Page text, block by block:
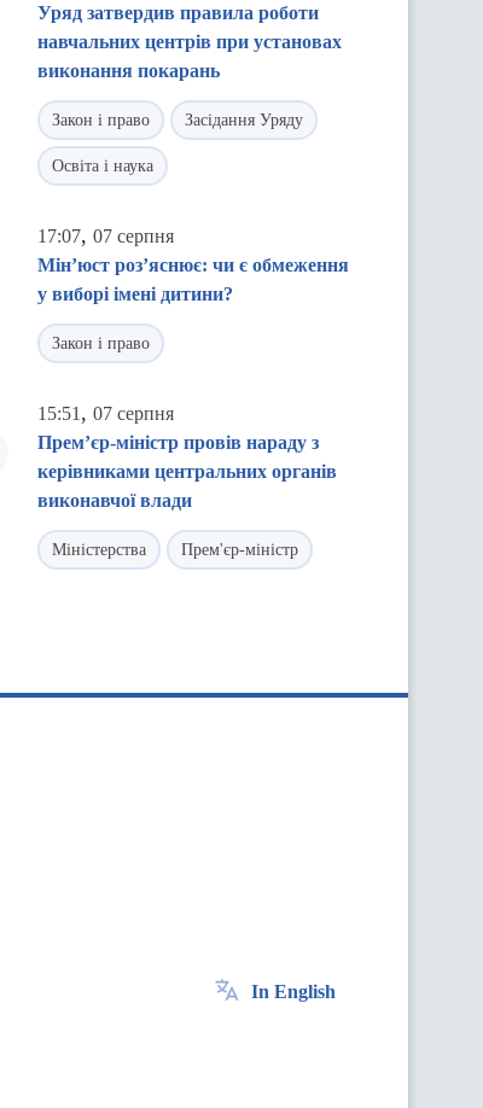
Уряд затвердив правила роботи
навчальних центрів при установах
виконання покарань
Закон і право Засідання Уряду
Освіта і наука
17:07, 07 серпня
Мін’юст роз’яснює: чи є обмеження
у виборі імені дитини?
Закон і право
15:51 , 07 серпня
Прем’єр-міністр провів нараду з
керівниками центральних органів
виконавчої влади
Міністерства Прем'єр-міністр
In English